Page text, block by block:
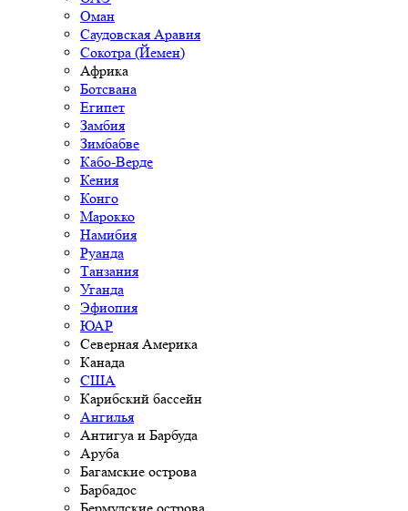
Оман
Саудовская Аравия
Сокотра (Йемен)
Африка
Ботсвана
Египет
Замбия
Зимбабве
Кабо-Верде
Кения
Конго
Марокко
Намибия
Руанда
Танзания
Уганда
Эфиопия
ЮАР
Северная Америка
Канада
США
Карибский бассейн
Ангилья
Антигуа и Барбуда
Аруба
Багамские острова
Барбадос